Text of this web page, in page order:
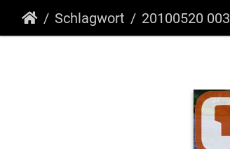
Schlagwort 20100520 003